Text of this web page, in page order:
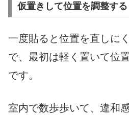
仮置きして位置を調整する
一度貼ると位置を直しに
で、最初は軽く置いて位
です。
室内で数歩歩いて、違和